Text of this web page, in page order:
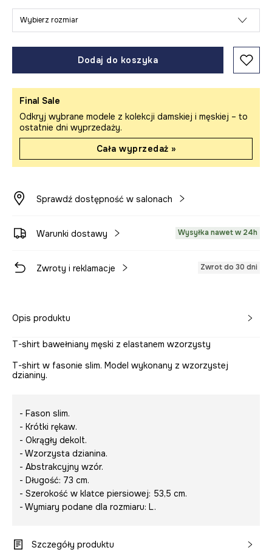
Wybierz rozmiar
Dodaj do koszyka
Final Sale
Odkryj wybrane modele z kolekcji damskiej i męskiej – to
ostatnie dni wyprzedaży.
Cała wyprzedaż »
Sprawdź dostępność w salonach
Warunki dostawy Wysyłka nawet w 24h
Zwroty i reklamacje Zwrot do 30 dni
Opis produktu
T-shirt bawełniany męski z elastanem wzorzysty
T-shirt w fasonie slim. Model wykonany z wzorzystej
dzianiny.
- Fason slim.
- Krótki rękaw.
- Okrągły dekolt.
- Wzorzysta dzianina.
- Abstrakcyjny wzór.
- Długość: 73 cm.
- Szerokość w klatce piersiowej: 53,5 cm.
- Wymiary podane dla rozmiaru: L.
Szczegóły produktu